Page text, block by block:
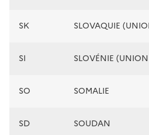
SK SLOVAQUIE
SI SLOVÉNIE
SO SOMALIE
SD SOUDAN